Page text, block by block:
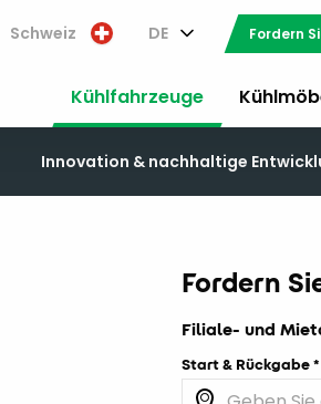
Schweiz DE Fordern
Kühlfahrzeuge
Innovation & nachhaltige
Fordern
Filiale- und
Start & Rückgabe